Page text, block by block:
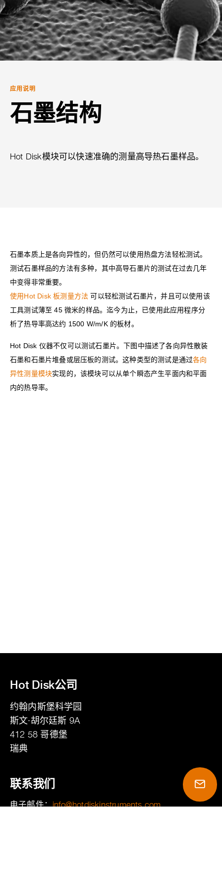
应用说明
石墨结构
Hot Disk模块可以快速准确的测量高导热石墨样品。
石墨本质上是各向异性的，但仍然可以使用热盘方法轻松测试。
测试石墨样品的方法有多种，其中高导石墨片的测试在过去几年
中变得非常重要。
使用Hot Disk 板测量方法 可以轻松测试石墨片，并且可以使用该
工具测试薄至 45 微米的样品。迄今为止，已使用此应用程序分
析了热导率高达约 1500 W/m/K 的板材。
Hot Disk 仪器不仅可以测试石墨片。下图中描述了各向异性散装
石墨和石墨片堆叠或层压板的测试。这种类型的测试是通过各向
异性测量模块实现的，该模块可以从单个瞬态产生平面内和平面
内的热导率。
Hot Disk公司
约翰内斯堡科学园
斯文·胡尔廷斯 9A
412 58 哥德堡
瑞典
联系我们
电子邮件：moc.stnemurtsniksidtoh@ofni